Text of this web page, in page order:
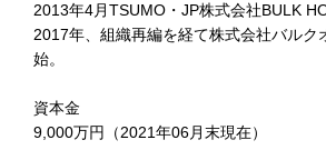
2013年4月TSUMO・JP株式会社BULK
2017年、組織再編を経て株式会社バルク
始。
資本金
9,000万円（2021年06月末現在）